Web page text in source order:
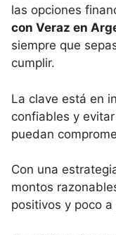
las opciones
con Veraz en
siempre que
cumplir.
La clave está en
confiables y
puedan
Con una
montos
positivos y poco